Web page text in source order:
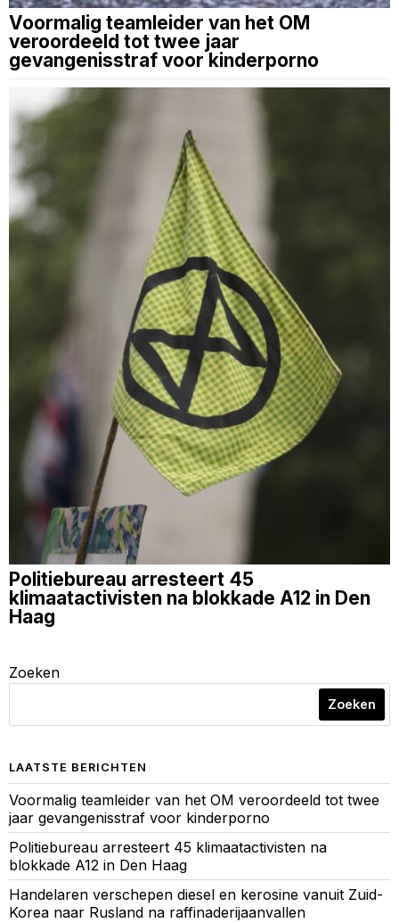
Voormalig teamleider van het OM
veroordeeld tot twee jaar
gevangenisstraf voor kinderporno
Politiebureau arresteert 45
klimaatactivisten na blokkade A12 in Den
Haag
Zoeken
Zoeken
LAATSTE BERICHTEN
Voormalig teamleider van het OM veroordeeld tot twee
jaar gevangenisstraf voor kinderporno
Politiebureau arresteert 45 klimaatactivisten na
blokkade A12 in Den Haag
Handelaren verschepen diesel en kerosine vanuit Zuid-
Korea naar Rusland na raffinaderijaanvallen